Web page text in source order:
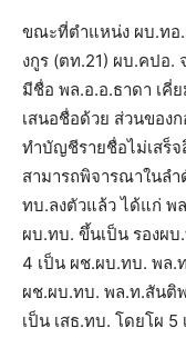
ขณะที่ตำแหน่ง ผบ.ทอ
งกูร (ตท.21) ผบ.คปอ.
มีชื่อ พล.อ.อ.ธาดา เคี่
เสนอชื่อด้วย ส่วนของ
ทำบัญชีรายชื่อไม่เสร็
สามารถพิจารณาในลำ
ทบ.ลงตัวแล้ว ได้แก่ พ
ผบ.ทบ. ขึ้นเป็น รองผ
4 เป็น ผช.ผบ.ทบ. พล.
ผช.ผบ.ทบ. พล.ท.สันติ
เป็น เสธ.ทบ. โดยโผ